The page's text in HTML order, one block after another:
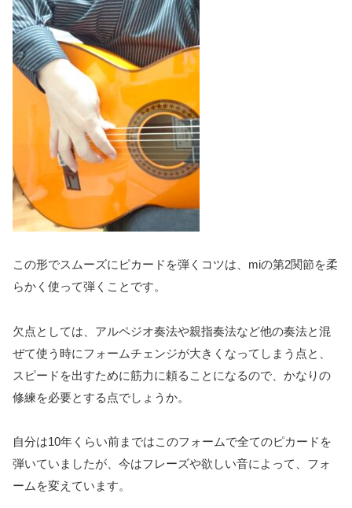
この形でスムーズにピカードを弾くコツは、miの第2関節を柔
らかく使って弾くことです。
欠点としては、アルペジオ奏法や親指奏法など他の奏法と混
ぜて使う時にフォームチェンジが大きくなってしまう点と、
スピードを出すために筋力に頼ることになるので、かなりの
修練を必要とする点でしょうか。
自分は10年くらい前まではこのフォームで全てのピカードを
弾いていましたが、今はフレーズや欲しい音によって、フォ
ームを変えています。